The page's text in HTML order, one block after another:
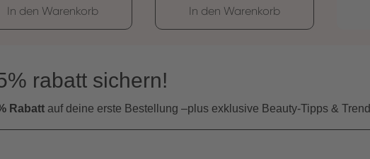
In den Warenkorb In den Warenkorb
rabatt sichern!
Rabatt auf deine erste Bestellung –plus exklusive Beauty-Tipps &